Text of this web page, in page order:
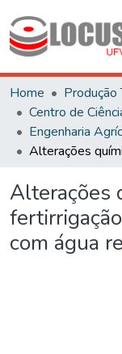
Home
Produção
Centro de
Alterações
com água